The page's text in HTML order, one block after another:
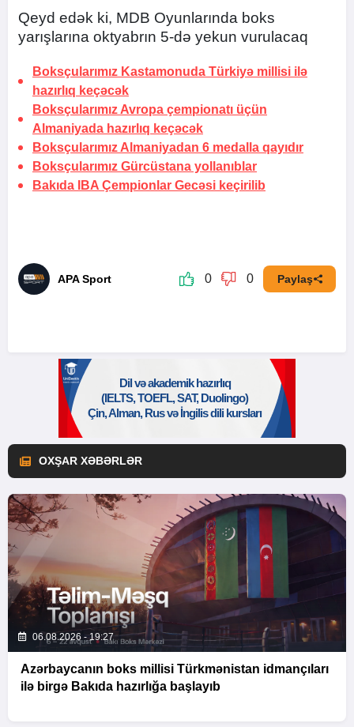
Qeyd edək ki, MDB Oyunlarında boks
yarışlarına oktyabrın 5-də yekun vurulacaq
Boksçularımız Kastamonuda Türkiyə millisi ilə
hazırlıq keçəcək
Boksçularımız Avropa çempionatı üçün
Almaniyada hazırlıq keçəcək
Boksçularımız Almaniyadan 6 medalla qayıdır
Boksçularımız Gürcüstana yollanıblar
Bakıda IBA Çempionlar Gecəsi keçirilib
APA Sport 0 0 Paylaş
OXŞAR XƏBƏRLƏR
06.08.2026 - 19:27
Azərbaycanın boks millisi Türkmənistan idmançıları
ilə birgə Bakıda hazırlığa başlayıb